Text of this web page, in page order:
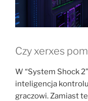
Czy xerxes
W “System Shock
inteligencja
graczowi. Zamiast